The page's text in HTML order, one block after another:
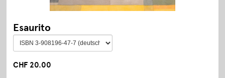
Esaurito
CHF 20.00